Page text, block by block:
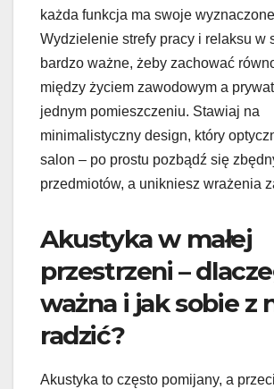
każda funkcja ma swoje
Wydzielenie strefy pracy i relaksu w
bardzo ważne, żeby zachować
między życiem zawodowym a
jednym pomieszczeniu. Stawiaj na
minimalistyczny design, który
salon – po prostu pozbądź się
przedmiotów, a unikniesz wrażenia
Akustyka w małej
przestrzeni –
ważna i jak sobie z
radzić?
Akustyka to często pomijany, a